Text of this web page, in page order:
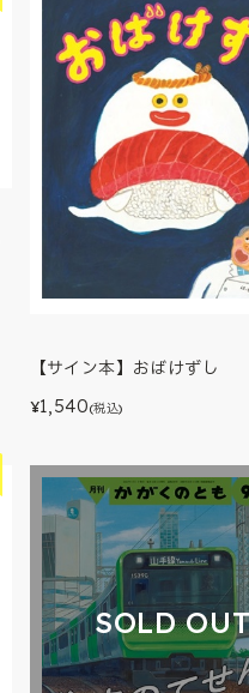
【サイン本】おばけずし
¥1,540(税込)
SOLD